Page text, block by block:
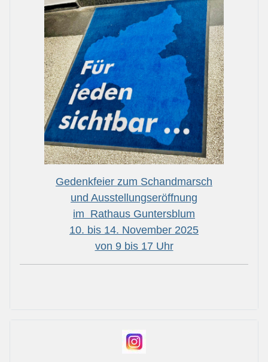
Gedenkfeier zum Schandmarsch
und Ausstellungseröffnung
im Rathaus Guntersblum
10. bis 14. November 2025
von 9 bis 17 Uhr